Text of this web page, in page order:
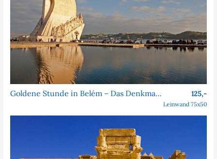
Goldene Stunde in Belém – Das Denkmal der Entdeckungen 125,-
Leinwand 75x50